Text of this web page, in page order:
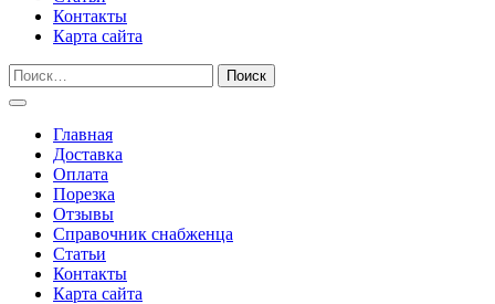
Контакты
Карта сайта
Главная
Доставка
Оплата
Порезка
Отзывы
Справочник снабженца
Статьи
Контакты
Карта сайта